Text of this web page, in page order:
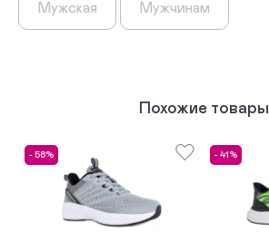
Мужская Мужчинам
Похожие товары
- 58% - 41%